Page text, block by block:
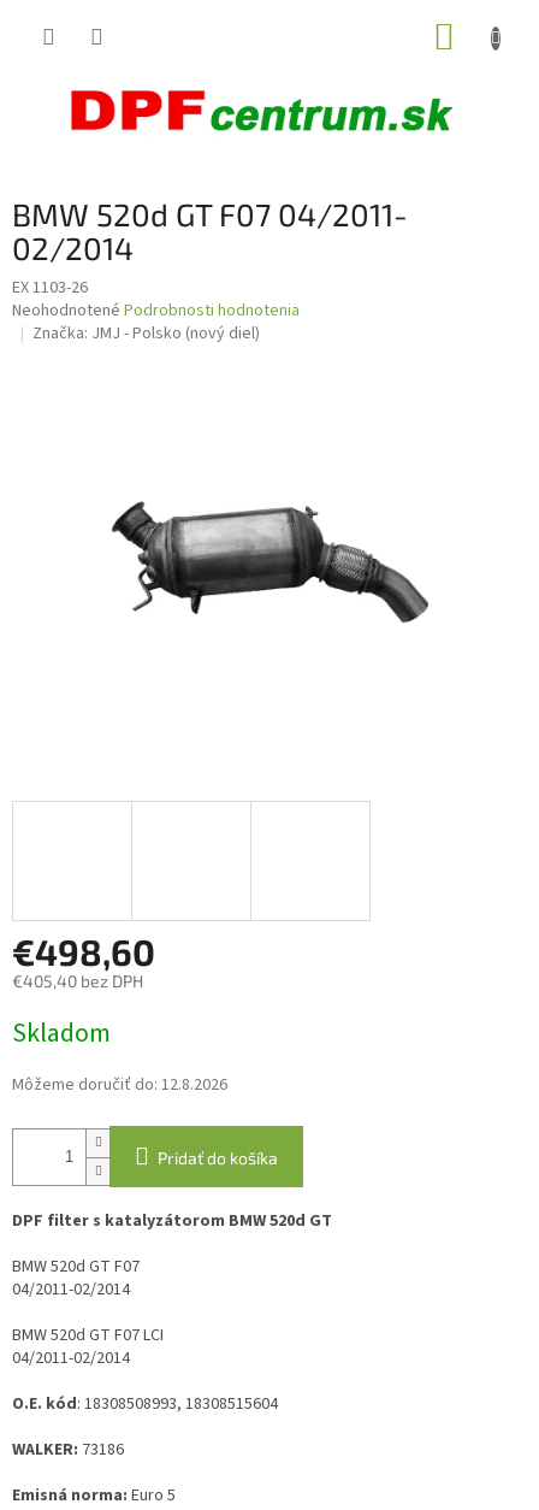
BMW 520d GT F07 04/2011-
02/2014
EX 1103-26
Priemerné
hodnotenie
Neohodnotené Podrobnosti hodnotenia
Značka: JMJ - Polsko (nový diel)
€498,60
€405,40 bez DPH
cena:
Skladom
Môžeme doručiť do: 12.8.2026
Pridať do košíka
DPF filter s katalyzátorom BMW 520d GT
BMW 520d GT F07
04/2011-02/2014
BMW 520d GT F07 LCI
04/2011-02/2014
O.E. kód: 18308508993, 18308515604
WALKER: 73186
Emisná norma: Euro 5